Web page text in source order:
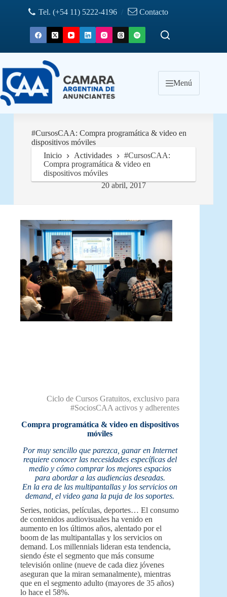
Tel. (+54 11) 5222-4196 / Contacto
Menú
#CursosCAA: Compra programática & video en
dispositivos móviles
20 abril, 2017
Inicio Actividades
#CursosCAA:
Compra programática & video en
dispositivos móviles
Ciclo de Cursos Gratuitos, exclusivo para
#SociosCAA activos y adherentes
Compra programática & video en dispositivos
móviles
Por muy sencillo que parezca, ganar en Internet
requiere conocer las necesidades específicas del
medio y cómo comprar los mejores espacios
para abordar a las audiencias deseadas.
En la era de las multipantallas y los servicios on
demand, el video gana la puja de los soportes.
Series, noticias, películas, deportes… El consumo
de contenidos audiovisuales ha venido en
aumento en los últimos años, alentado por el
boom de las multipantallas y los servicios on
demand. Los millennials lideran esta tendencia,
siendo éste el segmento que más consume
televisión online (nueve de cada diez jóvenes
aseguran que la miran semanalmente), mientras
que en el segmento adulto (mayores de 35 años)
lo hace el 58%.